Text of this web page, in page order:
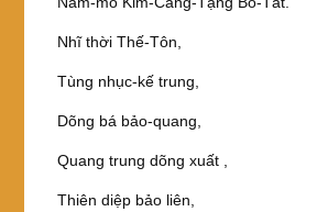
Nhĩ thời Thế-Tôn,
Tùng nhục-kế trung,
Dõng bá bảo-quang,
Quang trung dõng xuất ,
Thiên diệp bảo liên,